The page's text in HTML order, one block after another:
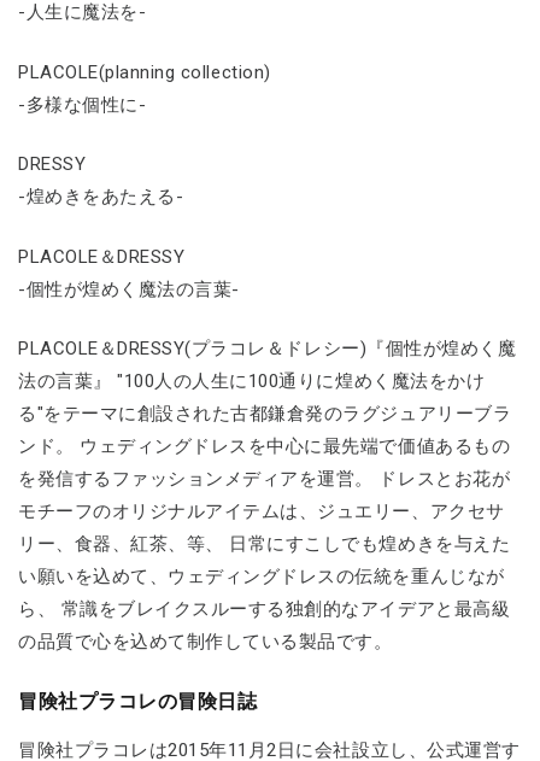
-人生に魔法を-
PLACOLE(planning collection)
-多様な個性に-
DRESSY
-煌めきをあたえる-
PLACOLE＆DRESSY
-個性が煌めく魔法の言葉-
PLACOLE＆DRESSY(プラコレ＆ドレシー)『個性が煌めく魔
法の言葉』 "100人の人生に100通りに煌めく魔法をかけ
る"をテーマに創設された古都鎌倉発のラグジュアリーブラ
ンド。 ウェディングドレスを中心に最先端で価値あるもの
を発信するファッションメディアを運営。 ドレスとお花が
モチーフのオリジナルアイテムは、ジュエリー、アクセサ
リー、食器、紅茶、等、 日常にすこしでも煌めきを与えた
い願いを込めて、ウェディングドレスの伝統を重んじなが
ら、 常識をブレイクスルーする独創的なアイデアと最高級
の品質で心を込めて制作している製品です。
冒険社プラコレの冒険日誌
冒険社プラコレは2015年11月2日に会社設立し、公式運営す